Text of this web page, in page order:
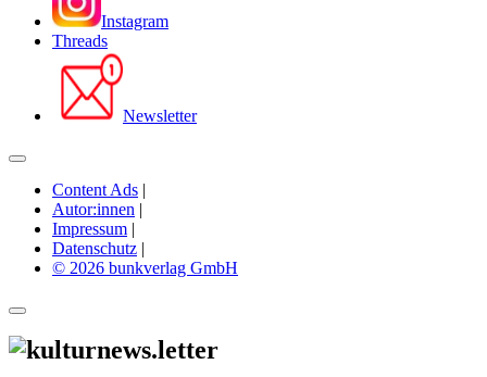
Instagram
Threads
Newsletter
Content Ads |
Autor:innen |
Impressum |
Datenschutz |
© 2026 bunkverlag GmbH